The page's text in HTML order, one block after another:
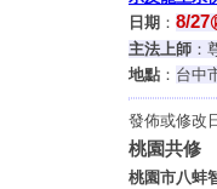
日期 ： 8/27
主法上師 ：
地點 ： 台中
發佈或修改
桃園共修
桃園市八蚌